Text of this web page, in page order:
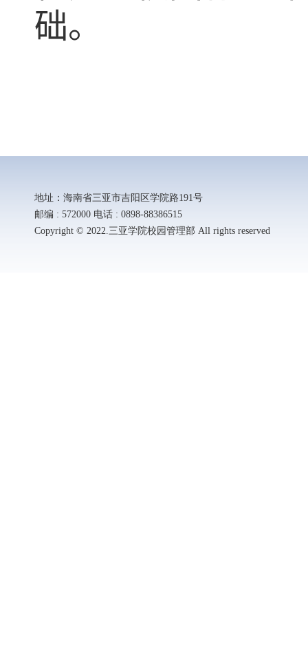
础。
地址：海南省三亚市吉阳区学院路191号
邮编 : 572000 电话 : 0898-88386515
Copyright © 2022.三亚学院校园管理部 All rights reserved